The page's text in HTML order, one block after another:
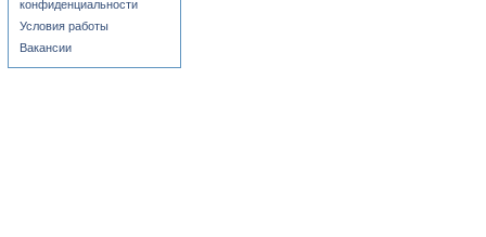
конфиденциальности
Условия работы
Вакансии